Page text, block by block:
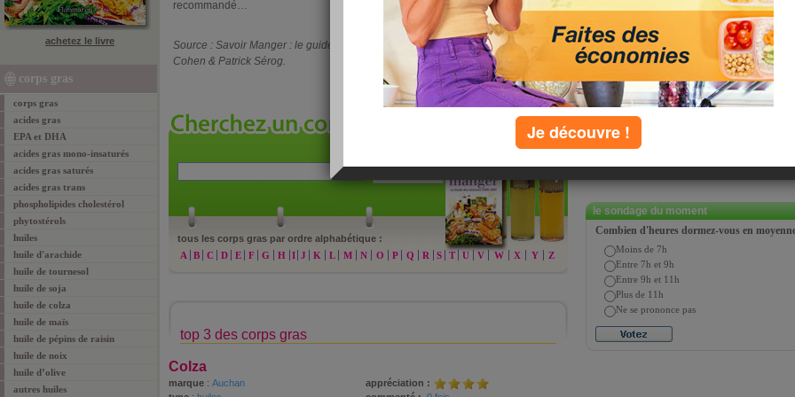
achetez le livre
corps gras
corps gras
acides gras
EPA et DHA
acides gras mono-insaturés
acides gras saturés
acides gras trans
phospholipides cholestérol
phytostérols
huiles
huile d'arachide
huile de tournesol
huile de soja
huile de colza
huile de maïs
huile de pépins de raisin
huile de noix
huile d’olive
autres huiles
recommandé…
Source : Savoir Manger : le guide des aliments 2008-2009 de Jean-Michel
Cohen & Patrick Sérog.
tous les corps gras par ordre alphabétique :
A
B C D E F G H I J K L M N O P Q R S T U V W X Y Z
top 3 des corps gras
Colza
marque : Auchan
appréciation :
le sondage du moment
Combien d'heures dormez-vous en
Moins de 7h
Entre 7h et 9h
Entre 9h et 11h
Plus de 11h
Ne se prononce pas
Je découvre !